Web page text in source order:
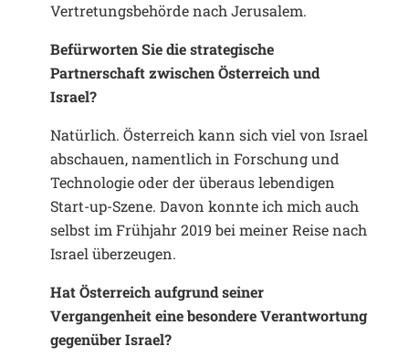
Vertretungsbehörde nach Jerusalem.
Befürworten Sie die strategische
Partnerschaft zwischen Österreich und
Israel?
Natürlich. Österreich kann sich viel von Israel
abschauen, namentlich in Forschung und
Technologie oder der überaus lebendigen
Start-up-Szene. Davon konnte ich mich auch
selbst im Frühjahr 2019 bei meiner Reise nach
Israel überzeugen.
Hat Österreich aufgrund seiner
Vergangenheit eine besondere Verantwortung
gegenüber Israel?